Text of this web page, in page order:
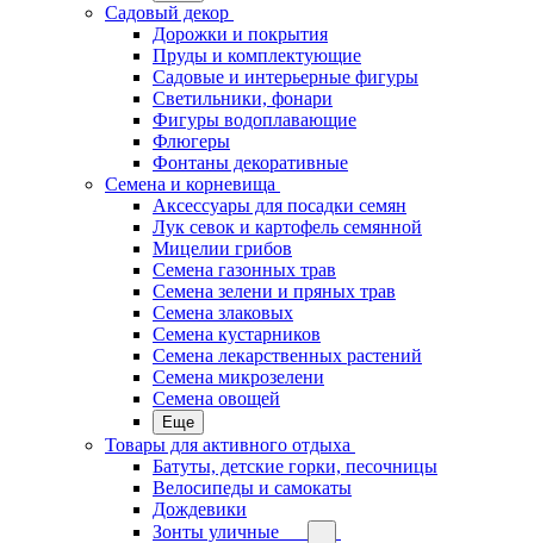
Садовый декор
Дорожки и покрытия
Пруды и комплектующие
Садовые и интерьерные фигуры
Светильники, фонари
Фигуры водоплавающие
Флюгеры
Фонтаны декоративные
Семена и корневища
Аксессуары для посадки семян
Лук севок и картофель семянной
Мицелии грибов
Семена газонных трав
Семена зелени и пряных трав
Семена злаковых
Семена кустарников
Семена лекарственных растений
Семена микрозелени
Семена овощей
Еще
Товары для активного отдыха
Батуты, детские горки, песочницы
Велосипеды и самокаты
Дождевики
Зонты уличные